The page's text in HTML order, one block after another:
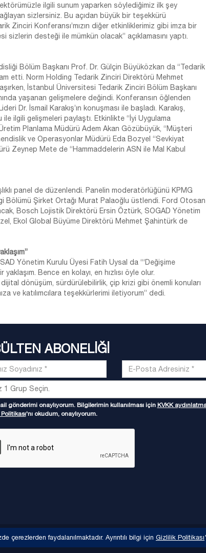
ilgili sunum yaparken söylediğimiz ilk şey
sizlersiniz. Bu açıdan büyük bir teşekkürü
Zinciri Konferansı’mızın diğer etkinliklerimiz gibi imza bir
desteği ile mümkün olacak” açıklamasını yaptı.
Bölüm Başkanı Prof. Dr. Gülçin Büyüközkan da “Tedarik
etti. Norm Holding Tedarik Zinciri Direktörü Mehmet
İstanbul Üniversitesi Tedarik Zinciri Bölüm Başkanı
yaşanan gelişmelere değindi. Konferansın öğlenden
Dr. İsmail Karakış’ın konuşması ile başladı. Karakış,
ilgili gelişmeleri paylaştı. Etkinlikte “İyi Uygulama
Planlama Müdürü Adem Akan Gözübüyük, “Müşteri
ve Operasyonlar Müdürü Eda Bozyel “Sevkiyat
Zeynep Mete de “Hammaddelerin ASN ile Mal Kabul
panel de düzenlendi. Panelin moderatörlüğünü KPMG
Bölümü Şirket Ortağı Murat Palaoğlu üstlendi. Ford Otosan
Bosch Lojistik Direktörü Ersin Öztürk, SOGAD Yönetim
Ekol Global Büyüme Direktörü Mehmet Şahintürk de
Yönetim Kurulu Üyesi Fatih Uysal da “‘Değişime
Bence en kolayı, en hızlısı öyle olur.
dönüşüm, sürdürülebilirlik, çip krizi gibi önemli konuları
ve katılımcılara teşekkürlerimi iletiyorum” dedi.
ABONELİĞİ
gönderimi onaylıyorum. Bilgilerimin kullanılması için KVKK
'nı okudum, onaylıyorum.
Derneği
çerezlerden faydalanılmaktadır. Ayrıntılı bilgi için Gizlilik Politikası